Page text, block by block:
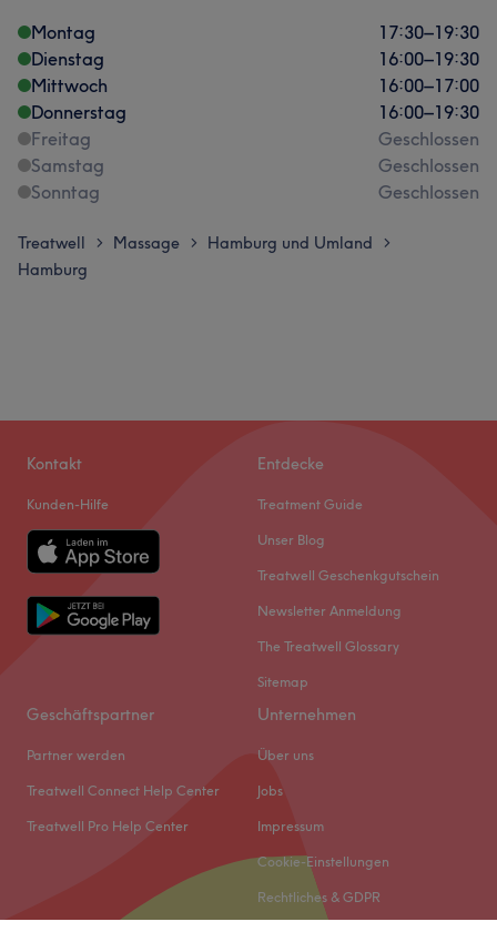
Montag
17:30–19:30
Dienstag
16:00–19:30
Mittwoch
16:00–17:00
Donnerstag
16:00–19:30
Freitag
Geschlossen
Samstag
Geschlossen
Sonntag
Geschlossen
Treatwell > Massage > Hamburg und Umland >
Hamburg
Kontakt
Kunden-Hilfe
Entdecke
Treatment Guide
Unser Blog
Treatwell Geschenkgutschein
Newsletter Anmeldung
The Treatwell Glossary
Sitemap
Geschäftspartner
Partner werden
Treatwell Connect Help Center
Treatwell Pro Help Center
Unternehmen
Über uns
Jobs
Impressum
Cookie-Einstellungen
Rechtliches & GDPR